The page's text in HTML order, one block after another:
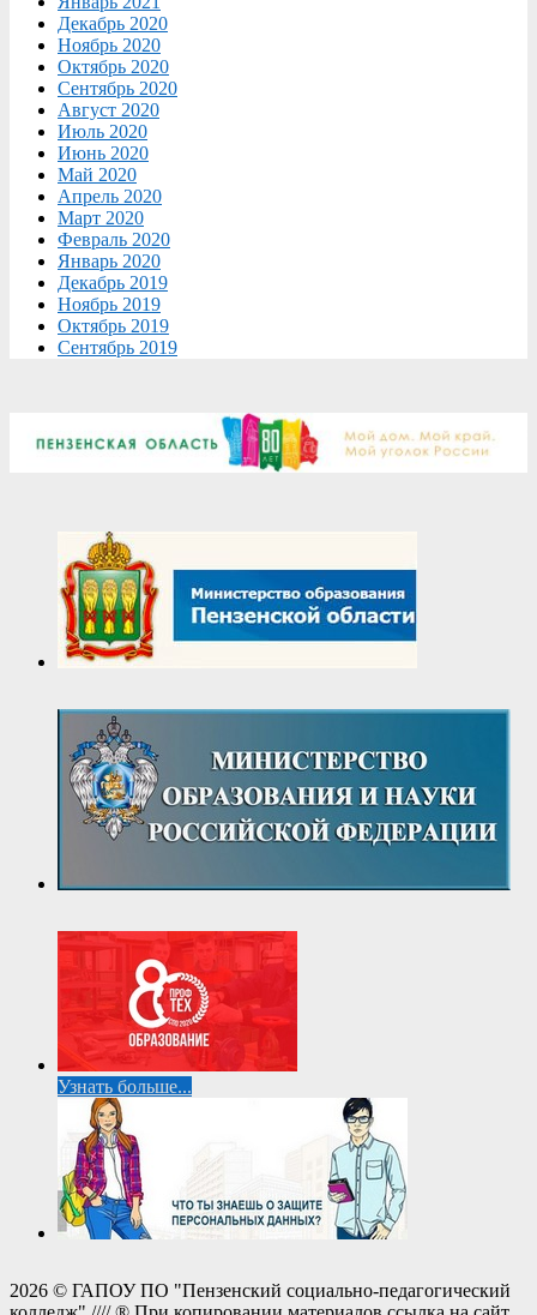
Декабрь 2020
Ноябрь 2020
Октябрь 2020
Сентябрь 2020
Август 2020
Июль 2020
Июнь 2020
Май 2020
Апрель 2020
Март 2020
Февраль 2020
Январь 2020
Декабрь 2019
Ноябрь 2019
Октябрь 2019
Сентябрь 2019
Узнать больше...
2026 © ГАПОУ ПО "Пензенский социально-педагогический